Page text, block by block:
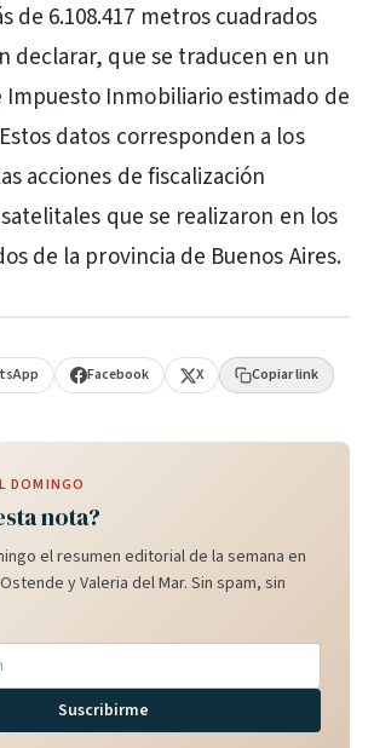
de 6.108.417 metros cuadrados
declarar, que se traducen en un
Inmobiliario estimado de
datos corresponden a los
acciones de fiscalización
que se realizaron en los
de la provincia de Buenos Aires.
Facebook X Copiar link
DOMINGO
nota?
el resumen editorial de la semana en
y Valeria del Mar. Sin spam, sin
Suscribirme